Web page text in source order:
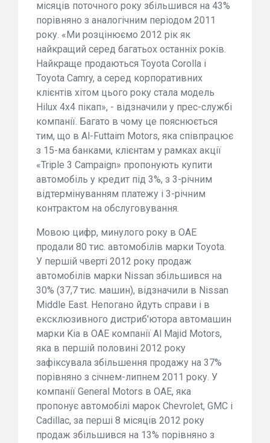
місяців поточного року збільшився на 43%
порівняно з аналогічним періодом 2011
року. «Ми розцінюємо 2012 рік як
найкращий серед багатьох останніх років.
Найкраще продаються Toyota Corolla і
Toyota Camry, а серед корпоративних
клієнтів хітом цього року стала модель
Hilux 4x4 пікап», - відзначили у прес-службі
компанії. Багато в чому це пояснюється
тим, що в Al-Futtaim Motors, яка співпрацює
з 15-ма банками, клієнтам у рамках акції
«Triple 3 Campaign» пропонують купити
автомобіль у кредит під 3%, з 3-річним
відтермінуванням платежу і 3-річним
контрактом на обслуговування.
Мовою цифр, минулого року в ОАЕ
продали 80 тис. автомобілів марки Toyota.
У першій чверті 2012 року продаж
автомобілів марки Nissan збільшився на
30% (37,7 тис. машин), відзначили в Nissan
Middle East. Непогано йдуть справи і в
ексклюзивного дистриб'ютора автомашин
марки Kia в ОАЕ компанії Al Majid Motors,
яка в першій половині 2012 року
зафіксувала збільшення продажу на 37%
порівняно з січнем-липнем 2011 року. У
компанії General Motors в ОАЕ, яка
пропонує автомобілі марок Chevrolet, GMC і
Cadillac, за перші 8 місяців 2012 року
продаж збільшився на 13% порівняно з